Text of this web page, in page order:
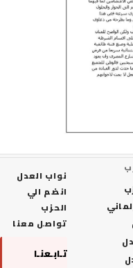
نواب العدل
انضم الي
تواصل معنا
تـابـعنـا